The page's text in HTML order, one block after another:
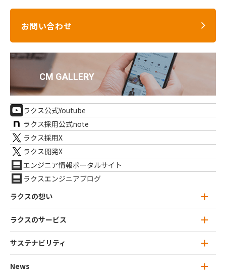
お問い合わせ
ラクス公式Youtube
ラクス採用公式note
ラクス採用X
ラクス開発X
エンジニア情報ポータルサイト
ラクスエンジニアブログ
ラクスの想い
ラクスの想い トップ
ミッション・ビジョン
ラクスのカルチャー
ラクスのサービス
ラクスのサービス トップ
楽楽クラウド
サステナビリティ
サステナビリティ トップ
News